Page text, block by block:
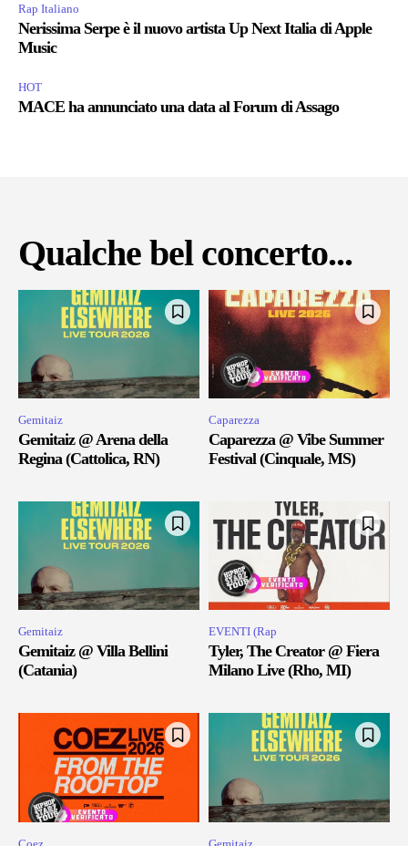
Rap Italiano
Nerissima Serpe è il nuovo artista Up Next Italia di Apple
Music
HOT
MACE ha annunciato una data al Forum di Assago
Qualche bel concerto...
Gemitaiz
Gemitaiz @ Arena della
Regina (Cattolica, RN)
Caparezza
Caparezza @ Vibe Summer
Festival (Cinquale, MS)
Gemitaiz
Gemitaiz @ Villa Bellini
(Catania)
EVENTI (Rap
Tyler, The Creator @ Fiera
Milano Live (Rho, MI)